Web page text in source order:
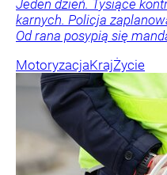
Jeden dzień. Tysiące
karnych. Policja
Od rana posypią się
MotoryzacjaKrajŻycie